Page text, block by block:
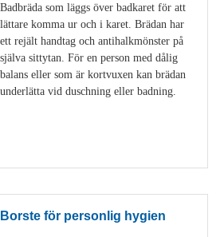
Badbräda som läggs över badkaret för att
lättare komma ur och i karet. Brädan har
ett rejält handtag och antihalkmönster på
själva sittytan. För en person med dålig
balans eller som är kortvuxen kan brädan
underlätta vid duschning eller badning.
Borste för personlig hygien